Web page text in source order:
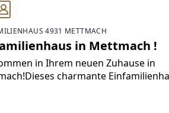
4931 METTMACH
in Mettmach !
in Ihrem neuen Zuhause in
charmante